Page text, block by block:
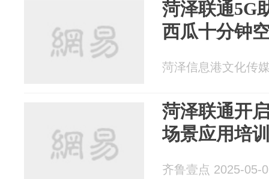
菏泽联通5G
西瓜十分钟
菏泽信息港文化传
菏泽联通开
场景应用培
齐鲁壹点 2025-05-